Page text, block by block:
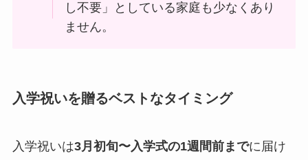
し不要」としている家庭も少なくあり
ません。
入学祝いを贈るベストなタイミング
入学祝いは3月初旬〜入学式の1週間前までに届け